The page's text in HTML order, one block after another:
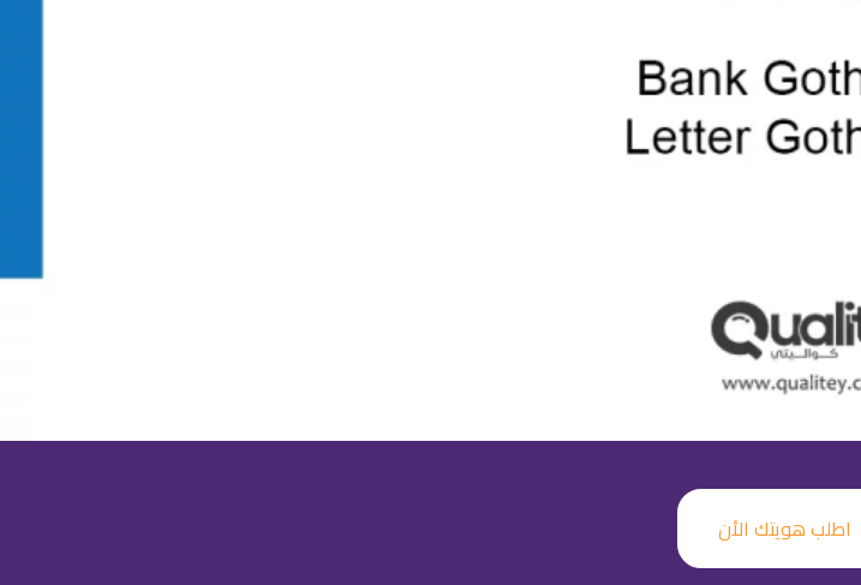
اطلب هويتك الأن